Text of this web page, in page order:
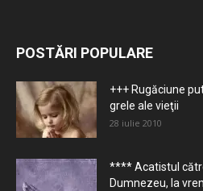
POSTĂRI POPULARE
+++ Rugăciune
grele ale vieţii
28 iulie 2010
**** Acatistul
Dumnezeu, la